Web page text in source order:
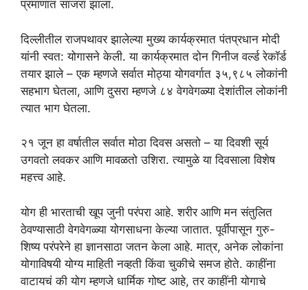
प्रमाणात साजरा झाला.
दिल्लीतील राजपथावर झालेल्या मुख्य कार्यक्रमात पंतप्रधान मोदी
यांनी स्वत: योगासने केली. या कार्यक्रमात दोन गिनीज वर्ल्ड रेकॉर्ड
तयार झाले – एक म्हणजे सर्वात मोठ्या योगवर्गात ३५,९८५ लोकांनी
सहभाग घेतला, आणि दुसरा म्हणजे ८४ वेगवेगळ्या देशांतील लोकांनी
त्यात भाग घेतला.
२१ जून हा वर्षातील सर्वात मोठा दिवस असतो – या दिवशी सूर्य
उगवतो लवकर आणि मावळतो उशिरा. त्यामुळे या दिवसाला विशेष
महत्त्व आहे.
योग ही भारताची खूप जुनी परंपरा आहे. शरीर आणि मन संतुलित
ठेवण्यासाठी वेगवेगळ्या योगसाधना केल्या जातात. पूर्वीपासून गुरु-
शिष्य परंपरेने हा ज्ञानसाठा जतन केला आहे. मात्र, अनेक लोकांना
योगाविषयी योग्य माहिती नव्हती किंवा चुकीचे समज होते. काहींना
वाटायचं की योग म्हणजे धार्मिक गोष्ट आहे, तर काहींनी योगाचे